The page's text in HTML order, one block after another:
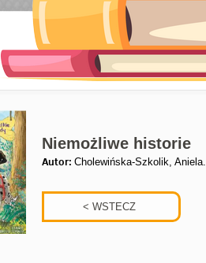
Niemożliwe historie
Autor: Cholewińska-Szkolik, Aniela.